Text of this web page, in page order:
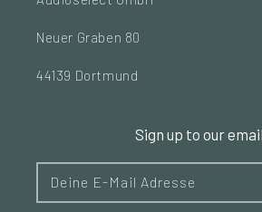
Neuer Graben 80
44139 Dortmund
Sign up to our
Deine E-Mail Adresse